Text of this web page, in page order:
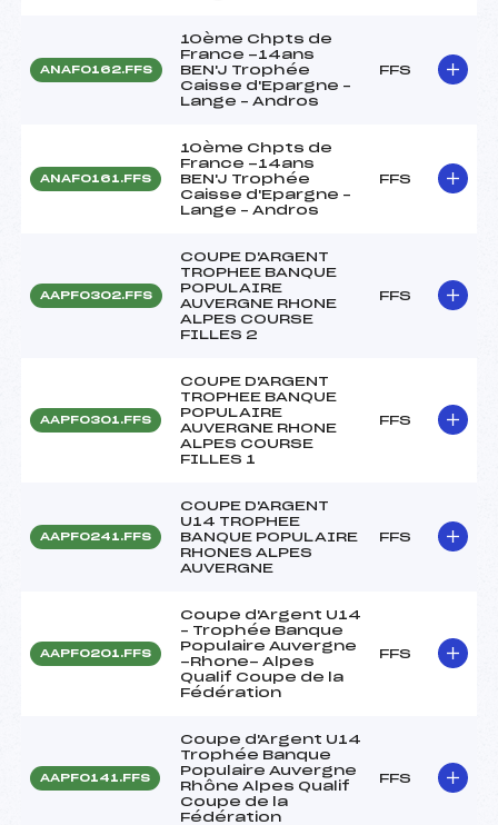
ANAF0162.FFS
10ème Chpts de
France -14ans
BEN'J Trophée
Caisse d'Epargne –
Lange – Andros
FFS
ANAF0161.FFS
10ème Chpts de
France -14ans
BEN'J Trophée
Caisse d'Epargne –
Lange – Andros
FFS
AAPF0302.FFS
COUPE D'ARGENT
TROPHEE BANQUE
POPULAIRE
AUVERGNE RHONE
ALPES COURSE
FILLES 2
FFS
AAPF0301.FFS
COUPE D'ARGENT
TROPHEE BANQUE
POPULAIRE
AUVERGNE RHONE
ALPES COURSE
FILLES 1
FFS
AAPF0241.FFS
COUPE D'ARGENT
U14 TROPHEE
BANQUE POPULAIRE
RHONES ALPES
AUVERGNE
FFS
AAPF0201.FFS
Coupe d'Argent U14
– Trophée Banque
Populaire Auvergne
-Rhone- Alpes
Qualif Coupe de la
Fédération
FFS
AAPF0141.FFS
Coupe d'Argent U14
Trophée Banque
Populaire Auvergne
Rhône Alpes Qualif
Coupe de la
Fédération
FFS